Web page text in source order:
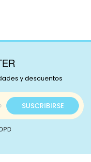
y descuentos
SUSCRIBIRSE